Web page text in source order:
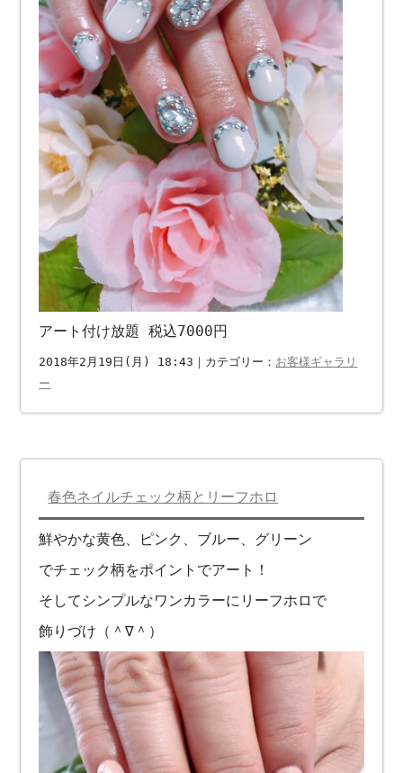
アート付け放題 税込7000円
2018年2月19日(月) 18:43｜カテゴリー： お客様ギャラリ
ー
春色ネイルチェック柄とリーフホロ
鮮やかな黄色、ピンク、ブルー、グリーン
でチェック柄をポイントでアート！
そしてシンプルなワンカラーにリーフホロで
飾りづけ（＾∇＾）